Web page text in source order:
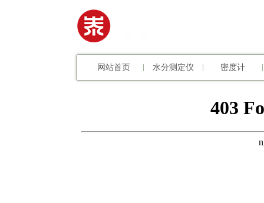
网站首页 | 水分测定仪 | 密度计 |